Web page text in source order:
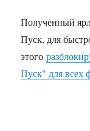
Полученный
Пуск, для
этого
Пуск" для всех